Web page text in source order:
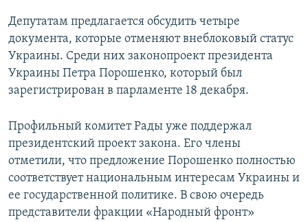
ПРОПАВШИЕ БЕЗ ВЕСТИ
ПОБЕДИТЕЛЕЙ НЕ СУДЯТ?
КРЫМ.НЕПОКОРЕННЫЙ
УКРАИНСКАЯ ПРОБЛЕМА КРЫМА
Qırımtatar
ПРИСОЕДИНЯЙТЕСЬ!
Все сайты RFE/RL
Депутатам предлагается обсудить четыре
документа, которые отменяют внеблоковый статус
Украины. Среди них законопроект президента
Украины Петра Порошенко, который был
зарегистрирован в парламенте 18 декабря.
Профильный комитет Рады уже поддержал
президентский проект закона. Его члены
отметили, что предложение Порошенко полностью
соответствует национальным интересам Украины и
ее государственной политике. В свою очередь
представители фракции «Народный фронт»